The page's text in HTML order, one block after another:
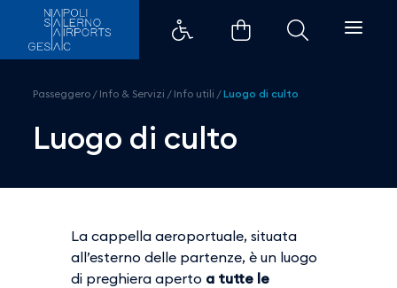
Luogo di culto - Aeroporti di
Passeggero / Info & Servizi / Info utili /Luogo di culto
Luogo di culto
La cappella aeroportuale, situata
all’esterno delle partenze, è un luogo
di preghiera aperto a tutte le